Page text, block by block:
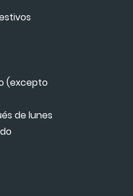
(excepto
de lunes